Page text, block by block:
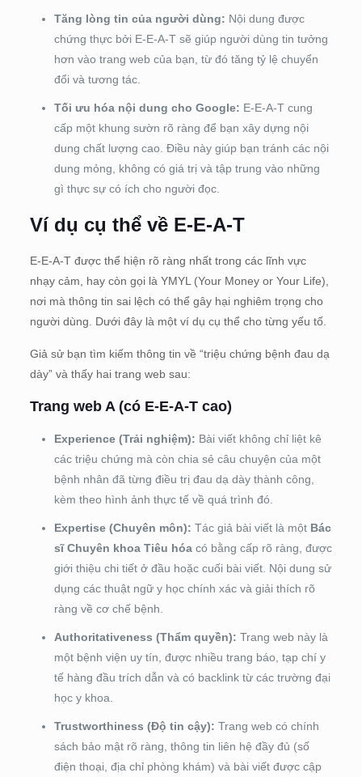
Tăng lòng tin của người dùng: Nội dung được
chứng thực bởi E-E-A-T sẽ giúp người dùng tin tưởng
hơn vào trang web của bạn, từ đó tăng tỷ lệ chuyển
đổi và tương tác.
Tối ưu hóa nội dung cho Google: E-E-A-T cung
cấp một khung sườn rõ ràng để bạn xây dựng nội
dung chất lượng cao. Điều này giúp bạn tránh các nội
dung mỏng, không có giá trị và tập trung vào những
gì thực sự có ích cho người đọc.
Ví dụ cụ thể về E-E-A-T
E-E-A-T được thể hiện rõ ràng nhất trong các lĩnh vực
nhạy cảm, hay còn gọi là YMYL (Your Money or Your Life),
nơi mà thông tin sai lệch có thể gây hại nghiêm trọng cho
người dùng. Dưới đây là một ví dụ cụ thể cho từng yếu tố.
Giả sử bạn tìm kiếm thông tin về “triệu chứng bệnh đau dạ
dày” và thấy hai trang web sau:
Trang web A (có E-E-A-T cao)
Experience (Trải nghiệm): Bài viết không chỉ liệt kê
các triệu chứng mà còn chia sẻ câu chuyện của một
bệnh nhân đã từng điều trị đau dạ dày thành công,
kèm theo hình ảnh thực tế về quá trình đó.
Expertise (Chuyên môn): Tác giả bài viết là một Bác
sĩ Chuyên khoa Tiêu hóacó bằng cấp rõ ràng, được
giới thiệu chi tiết ở đầu hoặc cuối bài viết. Nội dung sử
dụng các thuật ngữ y học chính xác và giải thích rõ
ràng về cơ chế bệnh.
Authoritativeness (Thẩm quyền): Trang web này là
một bệnh viện uy tín, được nhiều trang báo, tạp chí y
tế hàng đầu trích dẫn và có backlink từ các trường đại
học y khoa.
Trustworthiness (Độ tin cậy): Trang web có chính
sách bảo mật rõ ràng, thông tin liên hệ đầy đủ (số
điện thoại, địa chỉ phòng khám) và bài viết được cập